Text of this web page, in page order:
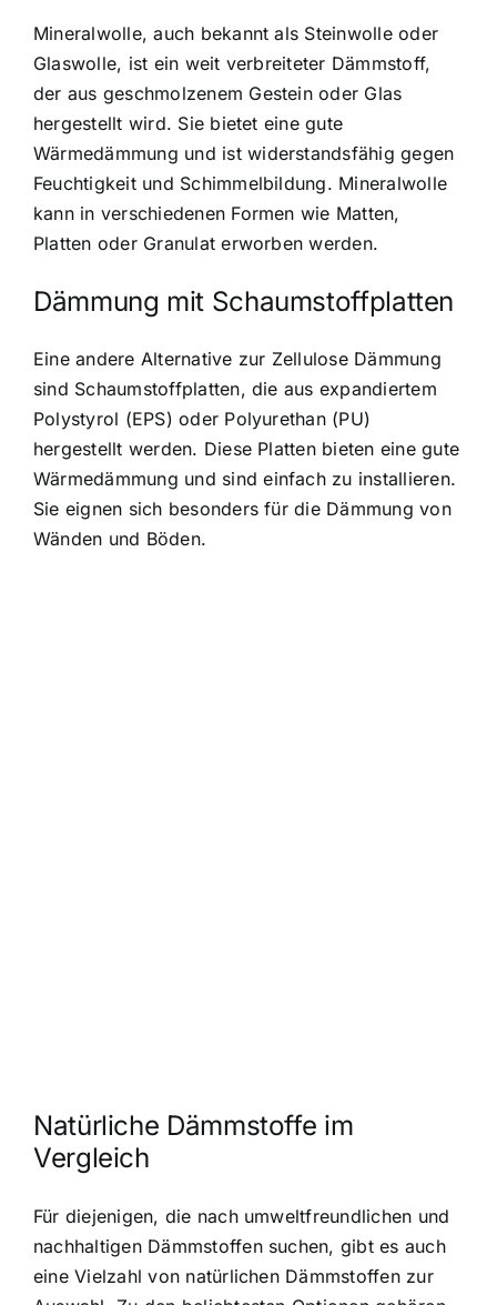
Mineralwolle, auch bekannt als Steinwolle oder
Glaswolle, ist ein weit verbreiteter Dämmstoff,
der aus geschmolzenem Gestein oder Glas
hergestellt wird. Sie bietet eine gute
Wärmedämmung und ist widerstandsfähig gegen
Feuchtigkeit und Schimmelbildung. Mineralwolle
kann in verschiedenen Formen wie Matten,
Platten oder Granulat erworben werden.
Dämmung mit Schaumstoffplatten
Eine andere Alternative zur Zellulose Dämmung
sind Schaumstoffplatten, die aus expandiertem
Polystyrol (EPS) oder Polyurethan (PU)
hergestellt werden. Diese Platten bieten eine gute
Wärmedämmung und sind einfach zu installieren.
Sie eignen sich besonders für die Dämmung von
Wänden und Böden.
Natürliche Dämmstoffe im
Vergleich
Für diejenigen, die nach umweltfreundlichen und
nachhaltigen Dämmstoffen suchen, gibt es auch
eine Vielzahl von natürlichen Dämmstoffen zur